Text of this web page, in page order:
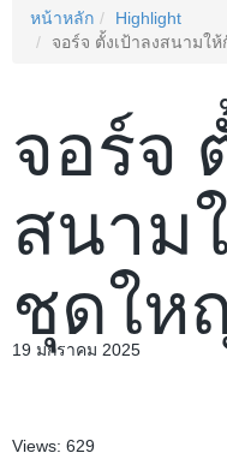
หน้าหลัก
Highlight
จอร์จ ตั้งเป้าลงสนามใ
จอร์จ
สนาม
ชุดให
19 มกราคม 2025
Views: 629